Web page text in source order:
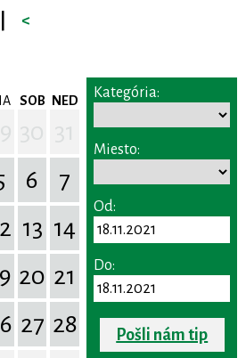
<
SOB NED
6
7
13 14
20 21
27 28
Kategória:
Miesto:
Od:
Do:
Pošli nám tip